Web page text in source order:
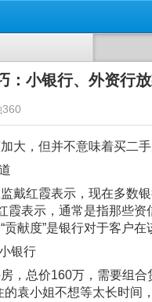
：小银行、外资行
大，但并不意味着买二
戴红霞表示，现在多数
霞表示，通常是指那些
献度”是银行对于客户
银行
，总价160万，需要组合
的袁小姐不想等太长时